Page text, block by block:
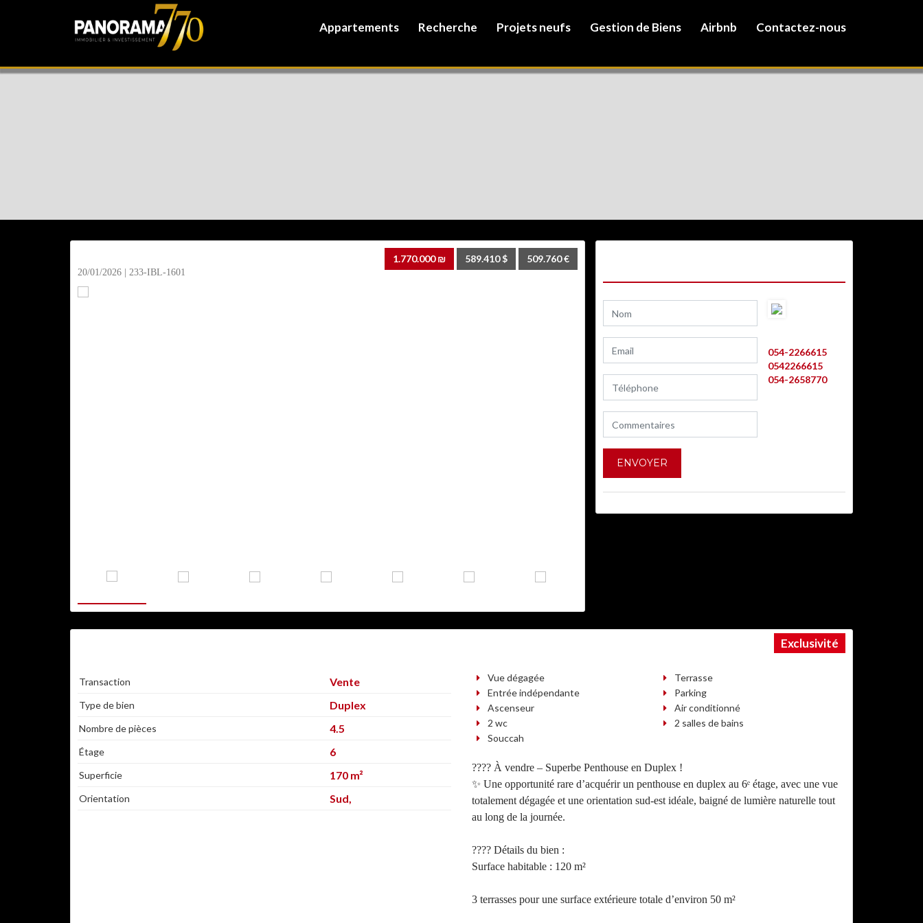
Appartements Recherche Projets neufs Gestion de Biens Airbnb Contactez-nous
1.770.000 ₪ 589.410 $ 509.760 €
20/01/2026 | 233-IBL-1601
054-2266615
0542266615
054-2658770
Exclusivité
Transaction Vente
Type de bien Duplex
Nombre de pièces 4.5
Étage 6
Superficie 170 m²
Orientation Sud,
Vue dégagée
Terrasse
Entrée indépendante
Parking
Ascenseur
Air conditionné
2 wc
2 salles de bains
Souccah
???? À vendre – Superbe Penthouse en Duplex !
✨ Une opportunité rare d’acquérir un penthouse en duplex au 6ᵉ étage, avec une vue
totalement dégagée et une orientation sud-est idéale, baigné de lumière naturelle tout
au long de la journée.
???? Détails du bien :
Surface habitable : 120 m²
3 terrasses pour une surface extérieure totale d’environ 50 m²